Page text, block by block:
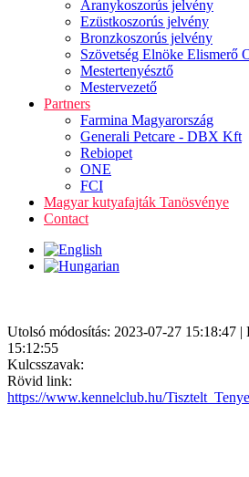
Aranykoszorús jelvény
Ezüstkoszorús jelvény
Bronzkoszorús jelvény
Szövetség Elnöke Elismerő
Mestertenyésztő
Mestervezető
Partners
Farmina Magyarország
Generali Petcare - DBX Kft
Rebiopet
ONE
FCI
Magyar kutyafajták Tanösvénye
Contact
Utolsó módosítás: 2023-07-27 15:18:47 |
15:12:55
Kulcsszavak:
Rövid link:
https://www.kennelclub.hu/